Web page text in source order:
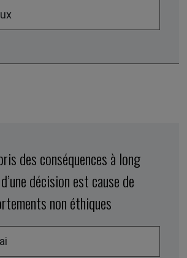
des conséquences à long
décision est cause de
non éthiques